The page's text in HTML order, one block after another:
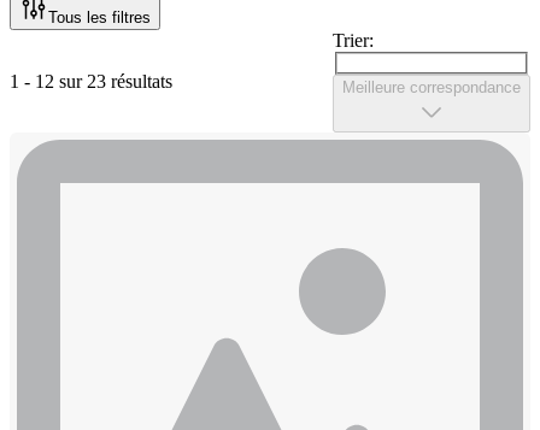
Tous les filtres
1 - 12 sur 23 résultats
Trier:
Meilleure correspondance